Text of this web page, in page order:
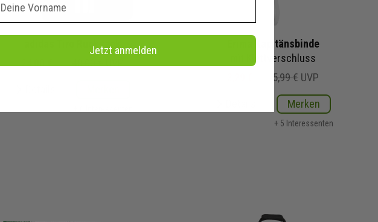
adidas Tiro Rucksack
Erima Kapitänsbinde
mit Klettverschluss
5,99 € UVP
Merken
+ 5 Interessenten
Jetzt anmelden